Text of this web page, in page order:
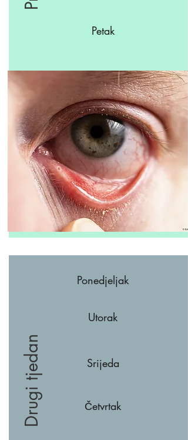
Petak
Ponedjeljak
Utorak
Drugi tjedan Srijeda
Četvrtak